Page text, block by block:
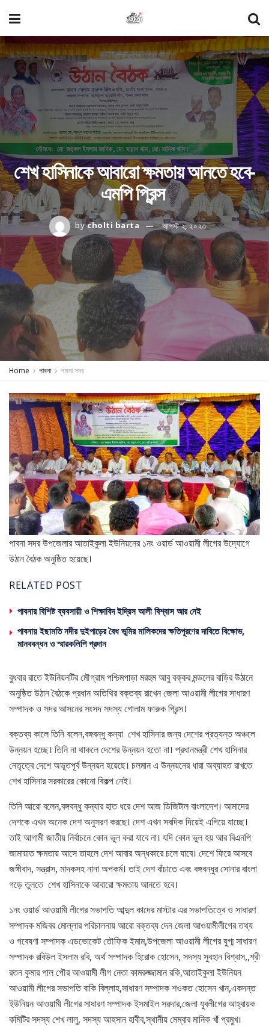
শেখ হাসিনাকে আবারো ক্ষমতায় আনতে হবে-
এমপি প্রিন্স
by cholti barta আগস্ট ২, ২০২৩
Home পাবনা পাবনা সদর
পাবনা সদর উপজেলার আতাইকুলা ইউনিয়নের ১নং ওয়ার্ড আওয়ামী লীগের উদ্যোগে
উঠান বৈঠক অনুষ্ঠিত হয়েছে।
RELATED POST
পাবনার বিশিষ্ট ব্যবসায়ী ও শিক্ষাবিদ ইদ্রিস আলী বিশ্বাস আর নেই
পাবনায় ইছামতি নদীর দুইপাড়ের বৈধ ভূমির মালিকদের ক্ষতিপূরণের দাবিতে বিক্ষোভ,
মানববন্ধন ও স্মারকলিপি প্রদান
বুধবার রাতে ইউনিয়নটির মৌগ্রাম পশ্চিমপাড়া মরহুম আবু বক্কর মন্ডলের বাড়ির উঠানে
অনুষ্ঠিত উঠান বৈঠকে প্রধান অতিথির বক্তব্য রাখেন জেলা আওয়ামী লীগের সাধারণ
সম্পাদক ও সদর আসনের সংসদ সদস্য গোলাম ফারুক প্রিন্স।
বক্তব্য কালে তিনি বলেন,বঙ্গবন্ধু কন্যা শেখ হাসিনার জন্য দেশের প্রত্যন্ত অঞ্চলে
উন্নয়ন হচ্ছে। তিনি না থাকলে দেশের উন্নয়ন হতো না। প্রধানমন্ত্রী শেখ হাসিনার
নেতৃত্বে দেশে অভূতপূর্ব উন্নয়ন হয়েছে। চলমান এ উন্নয়নের ধারা অব্যাহত রাখতে
শেখ হাসিনার সরকারের কোনো বিকল্প নেই।
তিনি আরো বলেন,বঙ্গবন্ধু কন্যার হাত ধরে দেশ আজ ডিজিটাল বাংলাদেশ। আমাদের
দেশকে এখন অনেক দেশ অনুসরণ করছে। দেশ এখন সবদিক দিয়েই এগিয়ে যাচ্ছে।
তাই আগামী জাতীয় নির্বাচনে কোন ভুল করা যাবে না। যদি কোন ভুল হয় আর বিএনপি
জামায়াত ক্ষমতায় আসে তাহলে দেশ আবার অন্ধকারে চলে যাবে। দেশে ফিরে আসবে
জঙ্গীবাদ, সন্ত্রাস, মাদকসহ নানা অপকর্ম। তাই দেশ বাঁচাতে এবং বঙ্গবন্ধুর সোনার বাংলা
গড়ে তুলতে শেখ হাসিনাকে আবারো ক্ষমতায় আনতে হবে।
১নং ওয়ার্ড আওয়ামী লীগের সভাপতি আব্দুল কাদের মাস্টার এর সভাপতিত্বে ও সাধারণ
সম্পাদক মজিবর মোল্লার পরিচালনায় আরো বক্তব্য দেন জেলা আওয়ামীলীগের তথ্য
ও গবেষণা সম্পাদক এডভোকেট তৌফিক ইমাম,উপজেলা আওয়ামী লীগের যুগ্ম সাধারণ
সম্পাদক রবিউল ইসলাম রবি, অর্থ সম্পাদক হিরোক হোসেন, সদস্য সুবহান বিশ্বাস,,শ্রী
রতন কুমার পাল পৌর আওয়ামী লীগ নেতা কামরুজ্জামান রকি,আতাইকুলা ইউনিয়ন
আওয়ামী লীগের সভাপতি বাকি বিল্লাহ,সাধারণ সম্পাদক শওকত হোসেন খান,একদন্ত
ইউনিয়ন আওয়ামী লীগের সাধারণ সম্পাদক ইসমাইল সরদার,জেলা যুবলীগের আহ্বায়ক
কমিটির সদস্য শেখ লালু, সদস্য আহসান হাবীব,স্থানীয় মেম্বার মানিক খাঁ প্রমুখ।